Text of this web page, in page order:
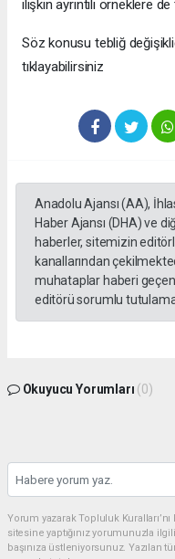
ilişkin ayrıntılı örneklere
Söz konusu tebliğ
tıklayabilirsiniz
Anadolu Ajansı (AA),
Haber Ajansı (DHA) ve
haberler, sitemizin
kanallarından
muhataplar haberi
editörü sorumlu
Okuyucu Yorumları (0)
Yorum yazarak Topluluk
sitesine yaptığınız yorumunuzla
başınıza üstleniyorsunuz.